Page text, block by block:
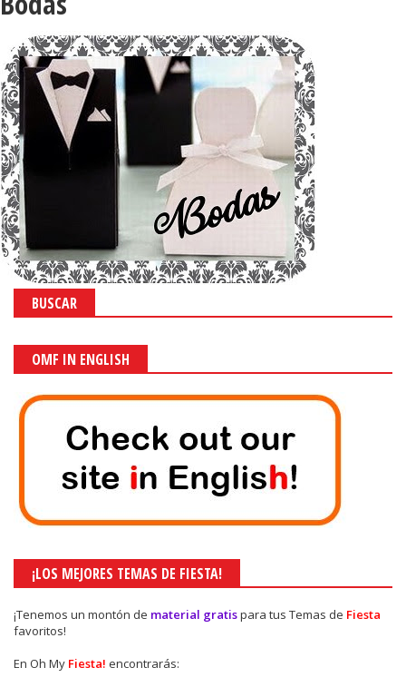
BUSCAR
OMF IN ENGLISH
¡LOS MEJORES TEMAS DE FIESTA!
¡Tenemos un montón de material gratispara tus Temas de Fiesta
favoritos!
En Oh My Fiesta! encontrarás: